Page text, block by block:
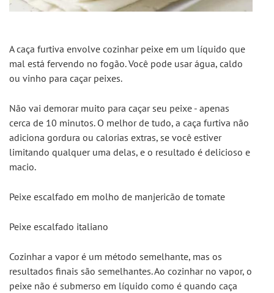
A caça furtiva envolve cozinhar peixe em um líquido que
mal está fervendo no fogão. Você pode usar água, caldo
ou vinho para caçar peixes.
Não vai demorar muito para caçar seu peixe - apenas
cerca de 10 minutos. O melhor de tudo, a caça furtiva não
adiciona gordura ou calorias extras, se você estiver
limitando qualquer uma delas, e o resultado é delicioso e
macio.
Peixe escalfado em molho de manjericão de tomate
Peixe escalfado italiano
Cozinhar a vapor é um método semelhante, mas os
resultados finais são semelhantes. Ao cozinhar no vapor, o
peixe não é submerso em líquido como é quando caça